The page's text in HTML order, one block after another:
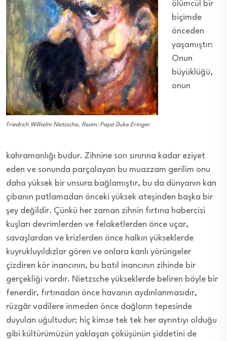
Friedrich Wilhelm Nietzsche, Resim: Papa Duke Eringer
ölümcül bir
biçimde
önceden
yaşamıştır:
Onun
büyüklüğü,
onun
kahramanlığı budur. Zihnine son sınırına kadar eziyet
eden ve sonunda parçalayan bu muazzam gerilim onu
daha yüksek bir unsura bağlamıştır, bu da dünyanın kan
çıbanın patlamadan önceki yüksek ateşinden başka bir
şey değildir. Çünkü her zaman zihnin fırtına habercisi
kuşları devrimlerden ve felaketlerden önce uçar,
savaşlardan ve krizlerden önce halkın yükseklerde
kuyrukluyıldızlar gören ve onlara kanlı yörüngeler
çizdiren kör inancının, bu batıl inancının zihinde bir
gerçekliği vardır. Nietzsche yükseklerde beliren böyle bir
fenerdir, fırtınadan önce havanın aydınlanmasıdır,
rüzgâr vadilere inmeden önce dağların tepesinde
duyulan uğultudur; hiç kimse tek tek her ayrıntıyı olduğu
gibi kültürümüzün yaklaşan çöküşünün şiddetini de